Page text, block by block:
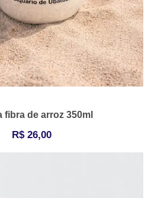
fibra de arroz 350ml
R$26,00